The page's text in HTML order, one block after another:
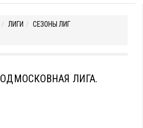
ЛИГИ
СЕЗОНЫ ЛИГ
ЛИГА.